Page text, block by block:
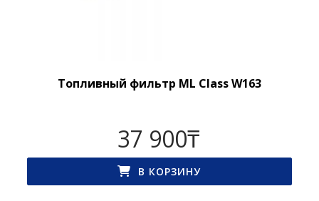
Топливный фильтр ML Class W163
37 900₸
В КОРЗИНУ